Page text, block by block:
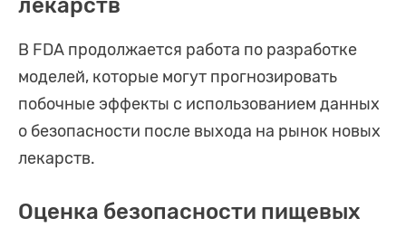
лекарств
В FDA продолжается работа по разработке
моделей, которые могут прогнозировать
побочные эффекты с использованием данных
о безопасности после выхода на рынок новых
лекарств.
Оценка безопасности пищевых